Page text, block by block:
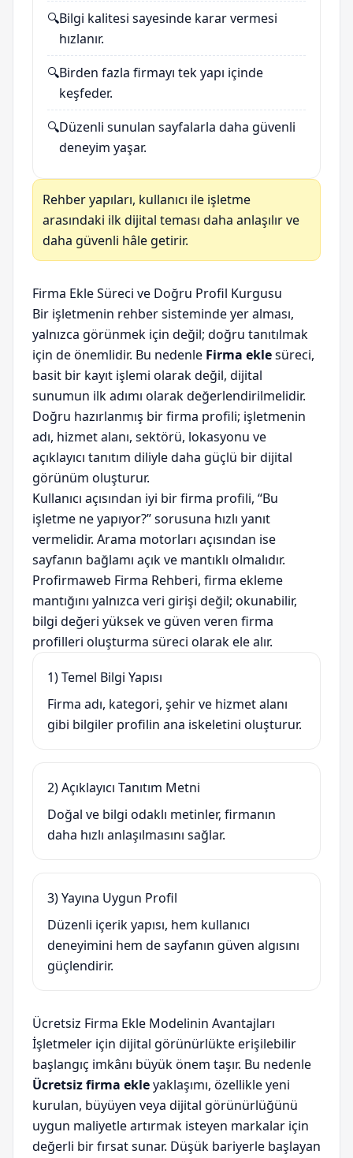
🔍Bilgi kalitesi sayesinde karar vermesi
hızlanır.
🔍Birden fazla firmayı tek yapı içinde
keşfeder.
🔍Düzenli sunulan sayfalarla daha güvenli
deneyim yaşar.
Rehber yapıları, kullanıcı ile işletme
arasındaki ilk dijital teması daha anlaşılır ve
daha güvenli hâle getirir.
Firma Ekle Süreci ve Doğru Profil Kurgusu
Bir işletmenin rehber sisteminde yer alması,
yalnızca görünmek için değil; doğru tanıtılmak
için de önemlidir. Bu nedenle Firma eklesüreci,
basit bir kayıt işlemi olarak değil, dijital
sunumun ilk adımı olarak değerlendirilmelidir.
Doğru hazırlanmış bir firma profili; işletmenin
adı, hizmet alanı, sektörü, lokasyonu ve
açıklayıcı tanıtım diliyle daha güçlü bir dijital
görünüm oluşturur.
Kullanıcı açısından iyi bir firma profili, “Bu
işletme ne yapıyor?” sorusuna hızlı yanıt
vermelidir. Arama motorları açısından ise
sayfanın bağlamı açık ve mantıklı olmalıdır.
Profirmaweb Firma Rehberi, firma ekleme
mantığını yalnızca veri girişi değil; okunabilir,
bilgi değeri yüksek ve güven veren firma
profilleri oluşturma süreci olarak ele alır.
1) Temel Bilgi Yapısı
Firma adı, kategori, şehir ve hizmet alanı
gibi bilgiler profilin ana iskeletini oluşturur.
2) Açıklayıcı Tanıtım Metni
Doğal ve bilgi odaklı metinler, firmanın
daha hızlı anlaşılmasını sağlar.
3) Yayına Uygun Profil
Düzenli içerik yapısı, hem kullanıcı
deneyimini hem de sayfanın güven algısını
güçlendirir.
Ücretsiz Firma Ekle Modelinin Avantajları
İşletmeler için dijital görünürlükte erişilebilir
başlangıç imkânı büyük önem taşır. Bu nedenle
Ücretsiz firma ekleyaklaşımı, özellikle yeni
kurulan, büyüyen veya dijital görünürlüğünü
uygun maliyetle artırmak isteyen markalar için
değerli bir fırsat sunar. Düşük bariyerle başlayan